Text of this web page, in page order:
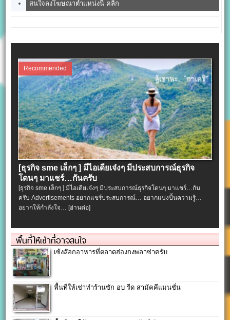
สนใจลงโฆษณาตำแหน่งนี้ คลิ๊ก
Recommended
[ธุรกิจ sme เล็กๆ ] มีไอเดียเจ๋งๆ มีประสบการณ์ธุรกิจ
โดนๆ มาแชร์…กันครับ
[ธุรกิจ sme เล็กๆ ] มีไอเดียเจ๋งๆ มีประสบการณ์ธุรกิจโดนๆ มาแชร์…กัน
ครับ Advertisements อยากแชร์ประสบการณ์… อยากแบ่งปั้นความรู้…
อยากให้กำลังใจ… [อ่านต่อ]
พื้นที่ให้เช่าที่อาจสนใจ
เซ้งล๊อกอาหารที่ตลาดฮ่องกงพลาซ่าครับ
พื้นที่ให้เช่าทำร้านซัก อบ รีด สามัคคีแมนชั่น